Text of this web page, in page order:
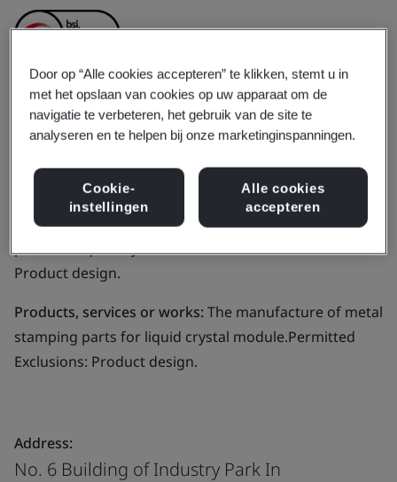
Suzhou All Side
Technology Co., Ltd.
Business scope:The manufacture of metal stamping
parts for liquid crystal module.Permitted Exclusions:
Product design.
Products, services or works:The manufacture of metal
stamping parts for liquid crystal module.Permitted
Exclusions: Product design.
Address:
No. 6 Building of Industry Park In
Door op “Alle cookies accepteren” te klikken, stemt u in
met het opslaan van cookies op uw apparaat om de
navigatie te verbeteren, het gebruik van de site te
analyseren en te helpen bij onze marketinginspanningen.
Cookie-
instellingen
Alle cookies
accepteren